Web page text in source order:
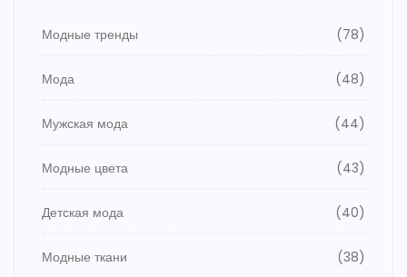
Модные тренды (78)
Мода (48)
Мужская мода (44)
Модные цвета (43)
Детская мода (40)
Модные ткани (38)